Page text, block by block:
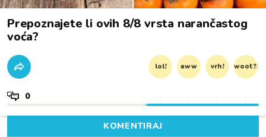
Prepoznajete li ovih 8/8 vrsta narančastog
voća?
lol! aww vrh! woot?!
0
KOMENTIRAJ